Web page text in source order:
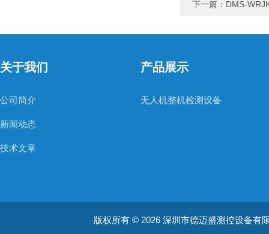
下一篇： DMS-
关于我们
公司简介
新闻动态
技术文章
产品展示
无人机整机检测设备
版权所有 © 2026 深圳市德迈盛测控设备